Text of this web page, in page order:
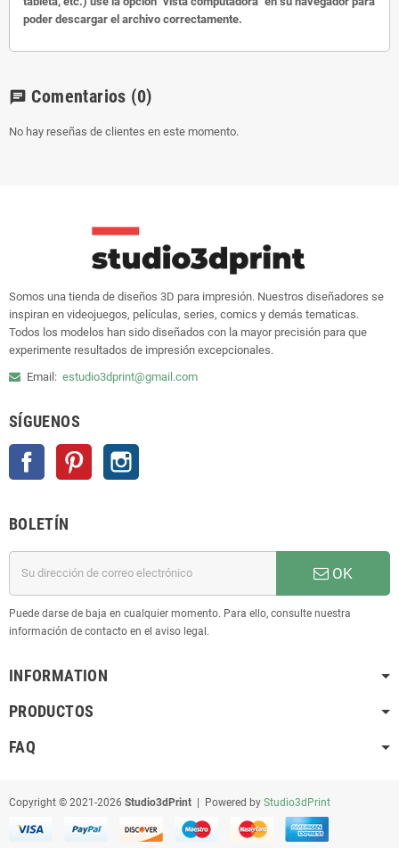
poder descargar el archivo correctamente.
chat Comentarios (0)
No hay reseñas de clientes en este momento.
Somos una tienda de diseños 3D para impresión. Nuestros diseñadores se
inspiran en videojuegos, películas, series, comics y demás tematicas.
Todos los modelos han sido diseñados con la mayor precisión para que
experimente resultados de impresión excepcionales.
Email: estudio3dprint@gmail.com
SÍGUENOS
Facebook Pinterest
BOLETÍN
OK
Puede darse de baja en cualquier momento. Para ello, consulte nuestra
información de contacto en el aviso legal.
INFORMATION
PRODUCTOS
FAQ
Copyright © 2021-2026 Studio3dPrint | Powered by Studio3dPrint